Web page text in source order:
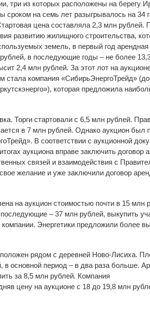
три из которых расположены на берегу
сроком на семь лет разыгрывалось на 34
цена составляла 2,3 млн рублей.
развитию жилищного строительства,
земель, в первый год арендная
в последующие годы – не более
2,4 млн рублей. За этот лот на
стала компания «СибирьЭнергоТрейд»
которая предложила
Торги стартовали с 6,5 млн рублей.
в 7 млн рублей. Однако аукцион был
В соответствии с аукционной
аукциона вправе заключить договор
связей и взаимодействия с
желание и уже заключили договор
на аукцион стоимостью почти в 15 млн
– 37 млн рублей, выкупить
Энергетики предложили более
рядом с деревней Ново-Лисиха.
в основной период – в два раза больше.
за 8,5 млн рублей. Компания
цену на аукционе с 18 до 19,8 млн